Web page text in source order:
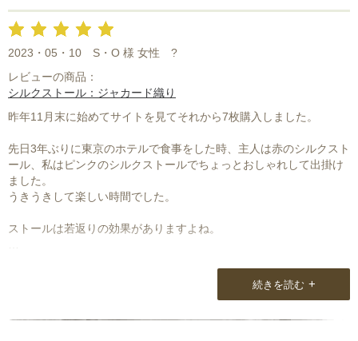
2023・05・10 S・O 様 女性
?
レビューの商品：
シルクストール：ジャカード織り
昨年11月末に始めてサイトを見てそれから7枚購入しました。
先日3年ぶりに東京のホテルで食事をした時、主人は赤のシルクスト
ール、私はピンクのシルクストールでちょっとおしゃれして出掛け
ました。
うきうきして楽しい時間でした。
ストールは若返りの効果がありますよね。
今度は息子から母の日のプレゼントをと思っています。（笑）
続きを読む +